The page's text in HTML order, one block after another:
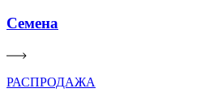
Семена
РАСПРОДАЖА